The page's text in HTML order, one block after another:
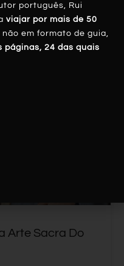
Arte Sacra Do
português, Rui
viajar por mais de 50
não em formato de guia,
páginas, 24 das quais